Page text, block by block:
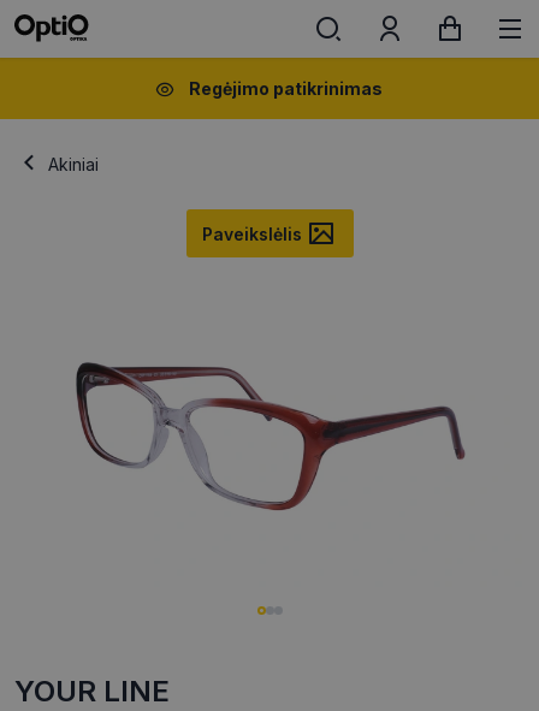
Regėjimo patikrinimas
Akiniai
Paveikslėlis
YOUR LINE